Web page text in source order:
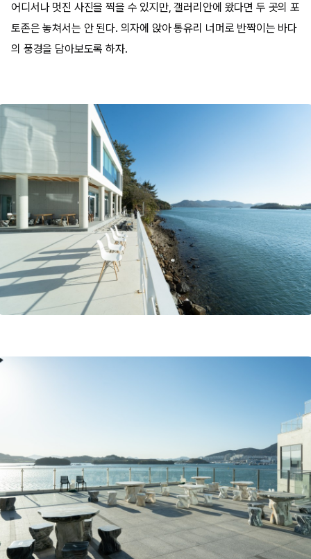
어디서나 멋진 사진을 찍을 수 있지만, 갤러리안에 왔다면 두 곳의 포
토존은 놓쳐서는 안 된다. 의자에 앉아 통유리 너머로 반짝이는 바다
의 풍경을 담아보도록 하자.